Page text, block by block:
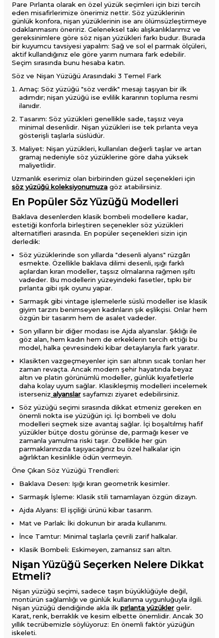
Pare Pırlanta olarak en özel yüzük seçimleri için bizi tercih
eden misafirlerimize önerimiz nettir. Söz yüzüklerinin
günlük konfora, nişan yüzüklerinin ise anı ölümsüzleştirmeye
odaklanmasını öneririz. Geleneksel takı alışkanlıklarımız ve
gereksinimlere göre söz nişan yüzükleri farkı budur. Burada
bir kuyumcu tavsiyesi yapalım: Sağ ve sol el parmak ölçüleri,
aktif kullandığınız ele göre yarım numara fark edebilir.
Seçim sırasında bunu hesaba katın.
Söz ve Nişan Yüzüğü Arasındaki 3 Temel Fark
Amaç: Söz yüzüğü "söz verdik" mesajı taşıyan bir ilk
adımdır; nişan yüzüğü ise evlilik kararının topluma resmi
ilanıdır.
Tasarım: Söz yüzükleri genellikle sade, taşsız veya
minimal desenlidir. Nişan yüzükleri ise tek pırlanta veya
gösterişli taşlarla süslüdür.
Maliyet: Nişan yüzükleri, kullanılan değerli taşlar ve artan
gramaj nedeniyle söz yüzüklerine göre daha yüksek
maliyetlidir.
Uzmanlık eserimiz olan birbirinden güzel seçenekleri için
söz yüzüğü koleksiyonumuza göz atabilirsiniz.
En Popüler Söz Yüzüğü Modelleri
Baklava desenlerden klasik bombeli modellere kadar,
estetiği konforla birleştiren seçenekler söz yüzükleri
alternatifleri arasında. En popüler seçenekleri sizin için
derledik:
Söz yüzüklerinde son yıllarda "desenli alyans" rüzgârı
esmekte. Özellikle baklava dilimi desenli, ışığı farklı
açılardan kıran modeller, taşsız olmalarına rağmen ışıltı
vadeder. Bu modellerin yüzeyindeki fasetler, tıpkı bir
pırlanta gibi ışık oyunu yapar.
Sarmaşık gibi vintage işlemelerle süslü modeller ise klasik
giyim tarzını benimseyen kadınların şık eşlikçisi. Onlar hem
özgün bir tasarım hem de asalet vadeder.
Son yılların bir diğer modası ise Ajda alyanslar. Şıklığı ile
göz alan, hem kadın hem de erkeklerin tercih ettiği bu
model, halka çevresindeki kibar detaylarıyla fark yaratır.
Klasikten vazgeçmeyenler için sarı altının sıcak tonları her
zaman revaçta. Ancak modern şehir hayatında beyaz
altın ve platin görünümlü modeller, günlük kıyafetlerle
daha kolay uyum sağlar. Klasikleşmiş modelleri incelemek
isterseniz alyanslarsayfamızı ziyaret edebilirsiniz.
Söz yüzüğü seçimi sırasında dikkat etmeniz gereken en
önemli nokta ise yüzüğün içi. İçi bombeli ve dolu
modelleri seçmek size avantaj sağlar. İçi boşaltılmış hafif
yüzükler bütçe dostu görünse de, parmağı keser ve
zamanla yamulma riski taşır. Özellikle her gün
parmaklarınızda taşıyacağınız bu özel halkalar için
ağırlıktan kesinlikle ödün vermeyin.
Öne Çıkan Söz Yüzüğü Trendleri:
Baklava Desen: Işığı kıran geometrik kesimler.
Sarmaşık İşleme: Klasik stili tamamlayan özgün dizayn.
Ajda Alyans: El işçiliği ürünü kibar tasarım.
Mat ve Parlak: İki dokunun bir arada kullanımı.
İnce Tamtur: Minimal taşlarla çevrili zarif halkalar.
Klasik Bombeli: Eskimeyen, zamansız sarı altın.
Nişan Yüzüğü Seçerken Nelere Dikkat
Etmeli?
Nişan yüzüğü seçimi, sadece taşın büyüklüğüyle değil,
montürün sağlamlığı ve günlük kullanıma uygunluğuyla ilgili.
Nişan yüzüğü dendiğinde akla ilk pırlanta yüzüklergelir.
Karat, renk, berraklık ve kesim elbette önemlidir. Ancak 30
yıllık tecrübemizle söylüyoruz: En önemli faktör yüzüğün
iskeleti.